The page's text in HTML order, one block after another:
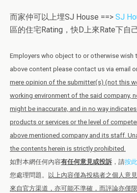
而家仲可以上埋SJ House ==> SJ
區的住宅Rating，快D上來Rate下自
Employers who object to or otherwise wish
above content please contact us via email
mere opinion of the submitter(s) (not this
working environment of the said company,
might be inaccurate, and in no way
products or services or the level of
above mentioned company and its staff.
the contents herein is strictly prohibited.
如對本網任何內容有任何意見或投訴 ，請按
您處理問題。
以上內容僅為投稿者之個人意
來自官方渠道，亦可能不準確，而評論亦僅